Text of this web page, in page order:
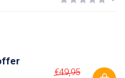
€49,95